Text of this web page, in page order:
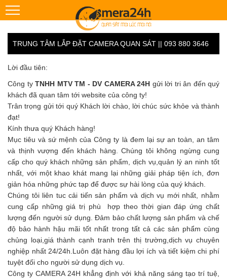
TRUNG TÂM LẮP ĐẶT CAMERA QUAN SÁT || 093 880 3646
Lời đầu tiên:
Công ty TNHH MTV TM - DV CAMERA 24H gửi lời tri ân đến quý
khách đã quan tâm tới website của công ty!
Trân trọng gửi tới quý Khách lời chào, lời chúc sức khỏe và thành
đạt!
Kính thưa quý Khách hàng!
Mục tiêu và sứ mệnh của Công ty là đem lại sự an toàn, an tâm
và thịnh vượng đến khách hàng. Chúng tôi không ngừng cung
cấp cho quý khách những sản phẩm, dịch vụ,quản lý an ninh tốt
nhất, với một khao khát mang lại những giải pháp tiện ích, đơn
giản hóa những phức tạp để được sự hài lòng của quý khách.
Chúng tôi liên tuc cải tiến sản phẩm và dịch vụ mới nhất, nhằm
cung cấp những giá trị phù hợp theo thời gian đáp ứng chất
lượng đến người sử dụng. Đảm bảo chất lượng sản phẩm và chế
độ bảo hành hậu mãi tốt nhất trong tất cả các sản phẩm cùng
chủng loại,giá thành cạnh tranh trên thị trường,dịch vụ chuyên
nghiệp nhất 24/24h.Luôn đặt hàng đầu lợi ích và tiết kiệm chi phí
tuyệt đối cho người sử dụng dịch vụ.
Công ty CAMERA 24H khẳng định với khả năng sáng tạo trí tuệ,